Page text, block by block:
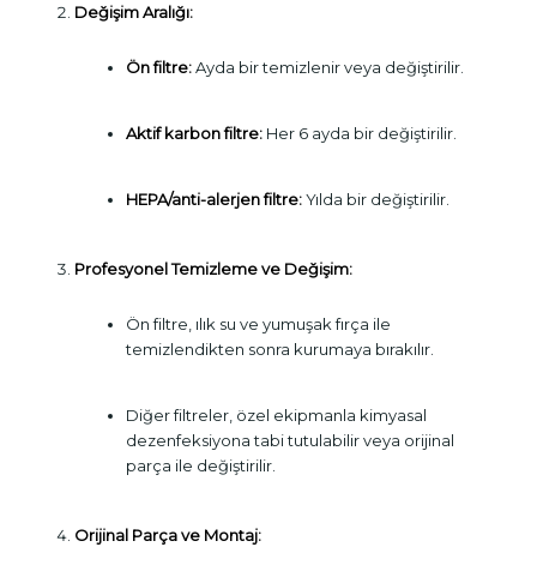
Değişim Aralığı:
Ön filtre:Ayda bir temizlenir veya değiştirilir.
Aktif karbon filtre:Her 6 ayda bir değiştirilir.
HEPA/anti-alerjen filtre:Yılda bir değiştirilir.
Profesyonel Temizleme ve Değişim:
Ön filtre, ılık su ve yumuşak fırça ile
temizlendikten sonra kurumaya bırakılır.
Diğer filtreler, özel ekipmanla kimyasal
dezenfeksiyona tabi tutulabilir veya orijinal
parça ile değiştirilir.
Orijinal Parça ve Montaj: